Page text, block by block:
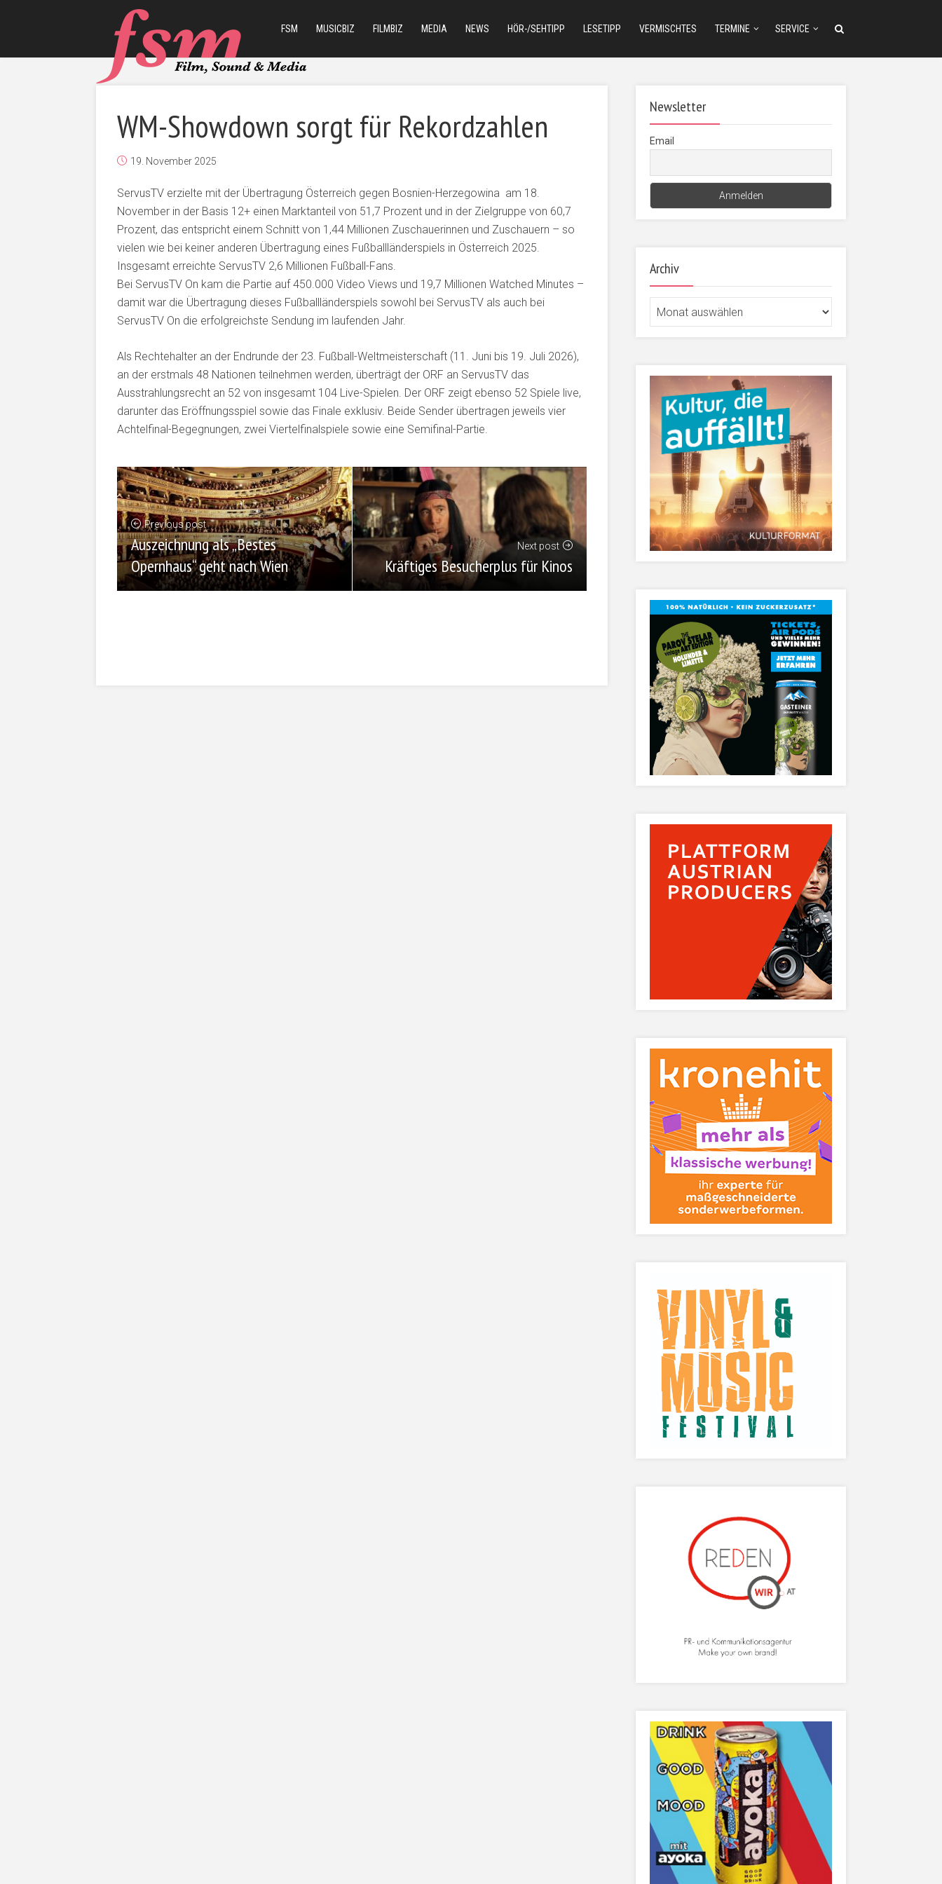
FSM MUSICBIZ FILMBIZ MEDIA NEWS HÖR-/SEHTIPP LESETIPP VERMISCHTES TERMINE SERVICE
WM-Showdown sorgt für Rekordzahlen
19. November 2025
ServusTV erzielte mit der Übertragung Österreich gegen Bosnien-Herzegowina am 18.
November in der Basis 12+ einen Marktanteil von 51,7 Prozent und in der Zielgruppe von 60,7
Prozent, das entspricht einem Schnitt von 1,44 Millionen Zuschauerinnen und Zuschauern – so
vielen wie bei keiner anderen Übertragung eines Fußballländerspiels in Österreich 2025.
Insgesamt erreichte ServusTV 2,6 Millionen Fußball-Fans.
Bei ServusTV On kam die Partie auf 450.000 Video Views und 19,7 Millionen Watched Minutes –
damit war die Übertragung dieses Fußballländerspiels sowohl bei ServusTV als auch bei
ServusTV On die erfolgreichste Sendung im laufenden Jahr.
Als Rechtehalter an der Endrunde der 23. Fußball-Weltmeisterschaft (11. Juni bis 19. Juli 2026),
an der erstmals 48 Nationen teilnehmen werden, überträgt der ORF an ServusTV das
Ausstrahlungsrecht an 52 von insgesamt 104 Live-Spielen. Der ORF zeigt ebenso 52 Spiele live,
darunter das Eröffnungsspiel sowie das Finale exklusiv. Beide Sender übertragen jeweils vier
Achtelfinal-Begegnungen, zwei Viertelfinalspiele sowie eine Semifinal-Partie.
Previous post
Auszeichnung als „Bestes
Opernhaus“ geht nach Wien
Next post
Kräftiges Besucherplus für Kinos
Newsletter
Email
Archiv
Archiv